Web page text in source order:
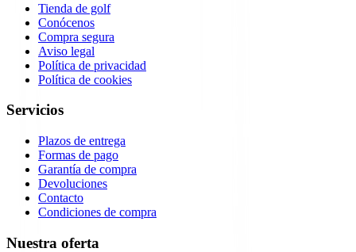
Tienda de golf
Conócenos
Compra segura
Aviso legal
Política de privacidad
Política de cookies
Servicios
Plazos de entrega
Formas de pago
Garantía de compra
Devoluciones
Contacto
Condiciones de compra
Nuestra oferta